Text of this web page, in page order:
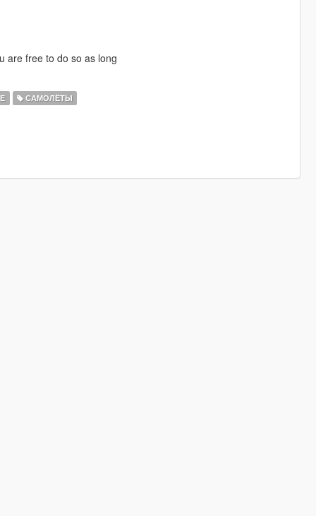
are free to do so as long
САМОЛЁТЫ